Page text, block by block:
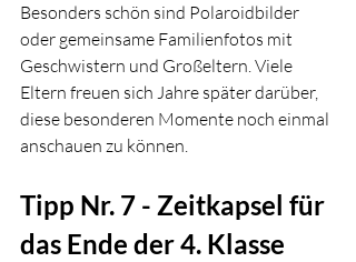
Besonders schön sind Polaroidbilder
oder gemeinsame Familienfotos mit
Geschwistern und Großeltern. Viele
Eltern freuen sich Jahre später darüber,
diese besonderen Momente noch einmal
anschauen zu können.
Tipp Nr. 7 - Zeitkapsel für
das Ende der 4. Klasse